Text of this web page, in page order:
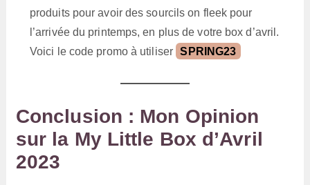
produits pour avoir des sourcils on fleek pour
l’arrivée du printemps, en plus de votre box d’avril.
Voici le code promo à utiliser
SPRING23
Conclusion : Mon Opinion
sur la My Little Box d’Avril
2023